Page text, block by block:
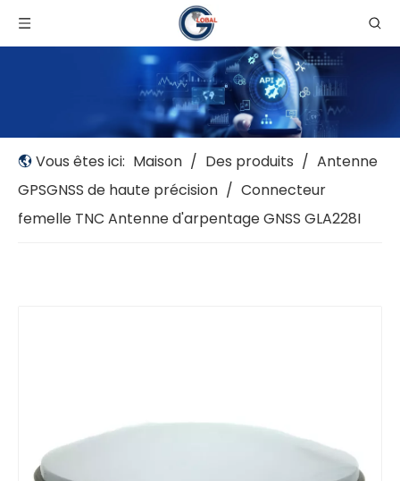
Vous êtes ici: Maison / Des produits / Antenne
GPSGNSS de haute précision / Connecteur
femelle TNC Antenne d'arpentage GNSS GLA228I